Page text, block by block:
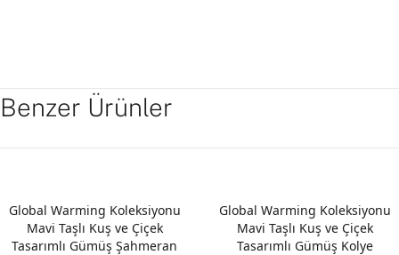
Benzer Ürünler
Global Warming Koleksiyonu
Mavi Taşlı Kuş ve Çiçek
Tasarımlı Gümüş Şahmeran
Global Warming Koleksiyonu
Mavi Taşlı Kuş ve Çiçek
Tasarımlı Gümüş Kolye